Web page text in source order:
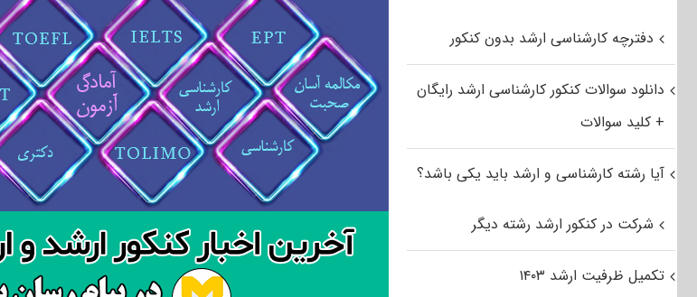
دفترچه کارشناسی ارشد بدون کنکور
دانلود سوالات کنکور کارشناسی ارشد رایگان
+ کلید سوالات
آیا رشته کارشناسی و ارشد باید یکی باشد؟
شرکت در کنکور ارشد رشته دیگر
تکمیل ظرفیت ارشد ۱۴۰۳